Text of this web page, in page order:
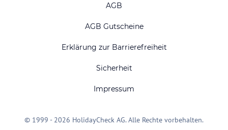
AGB
AGB Gutscheine
Erklärung zur Barrierefreiheit
Sicherheit
Impressum
© 1999 - 2026 HolidayCheck AG. Alle Rechte vorbehalten.